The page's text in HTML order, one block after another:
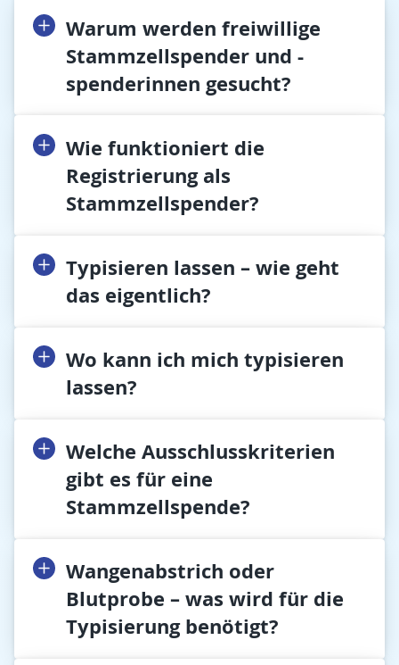
Warum werden freiwillige
Stammzellspender und -
spenderinnen gesucht?
Wie funktioniert die
Registrierung als
Stammzellspender?
Typisieren lassen – wie geht
das eigentlich?
Wo kann ich mich typisieren
lassen?
Welche Ausschlusskriterien
gibt es für eine
Stammzellspende?
Wangenabstrich oder
Blutprobe – was wird für die
Typisierung benötigt?